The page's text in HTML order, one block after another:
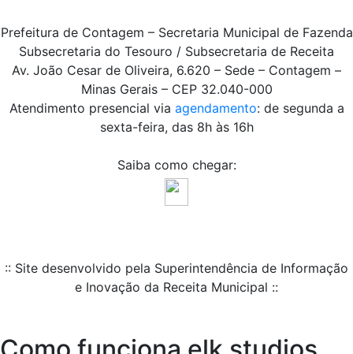
Prefeitura de Contagem – Secretaria Municipal de Fazenda
Subsecretaria do Tesouro / Subsecretaria de Receita
Av. João Cesar de Oliveira, 6.620 – Sede – Contagem –
Minas Gerais – CEP 32.040-000
Atendimento presencial via agendamento: de segunda a
sexta-feira, das 8h às 16h
Saiba como chegar:
:: Site desenvolvido pela Superintendência de Informação
e Inovação da Receita Municipal ::